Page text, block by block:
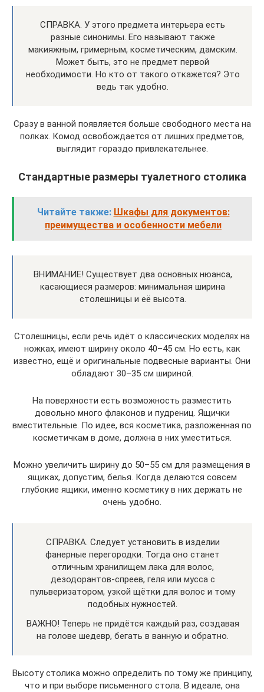
СПРАВКА. У этого предмета интерьера есть
разные синонимы. Его называют также
макияжным, гримерным, косметическим, дамским.
Может быть, это не предмет первой
необходимости. Но кто от такого откажется? Это
ведь так удобно.
Сразу в ванной появляется больше свободного места на
полках. Комод освобождается от лишних предметов,
выглядит гораздо привлекательнее.
Стандартные размеры туалетного столика
Читайте также: Шкафы для документов:
преимущества и особенности мебели
ВНИМАНИЕ! Существует два основных нюанса,
касающиеся размеров: минимальная ширина
столешницы и её высота.
Столешницы, если речь идёт о классических моделях на
ножках, имеют ширину около 40–45 см. Но есть, как
известно, ещё и оригинальные подвесные варианты. Они
обладают 30–35 см шириной.
На поверхности есть возможность разместить
довольно много флаконов и пудрениц. Ящички
вместительные. По идее, вся косметика, разложенная по
косметичкам в доме, должна в них уместиться.
Можно увеличить ширину до 50–55 см для размещения в
ящиках, допустим, белья. Когда делаются совсем
глубокие ящики, именно косметику в них держать не
очень удобно.
СПРАВКА. Следует установить в изделии
фанерные перегородки. Тогда оно станет
отличным хранилищем лака для волос,
дезодорантов-спреев, геля или мусса с
пульверизатором, узкой щётки для волос и тому
подобных нужностей.
ВАЖНО! Теперь не придётся каждый раз, создавая
на голове шедевр, бегать в ванную и обратно.
Высоту столика можно определить по тому же принципу,
что и при выборе письменного стола. В идеале, она